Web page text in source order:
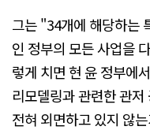
그는 "34개에 해당하는
인 정부의 모든 사업을
렇게 치면 현 윤 정부에
리모델링과 관련한 관
전혀 외면하고 있지 않